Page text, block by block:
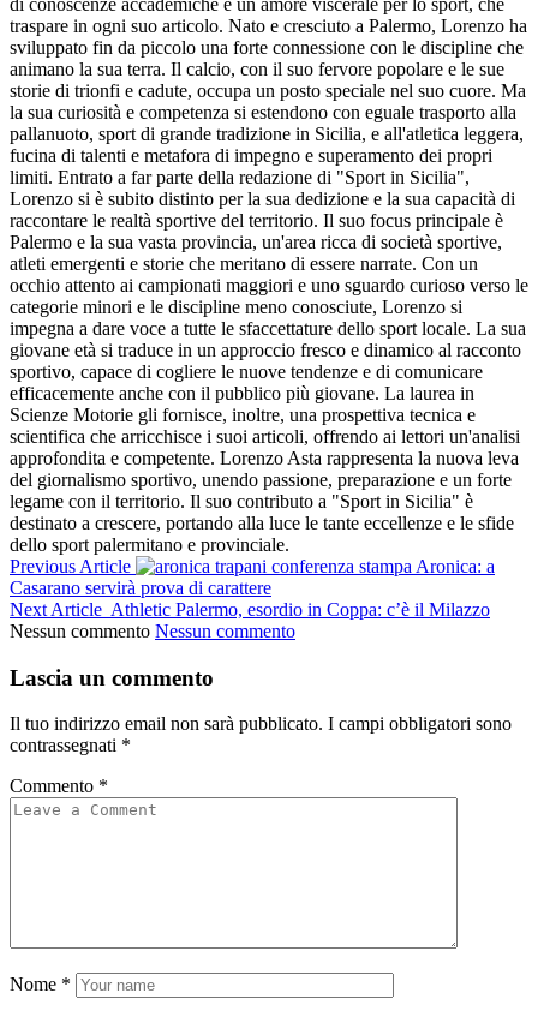
traspare in ogni suo articolo. Nato e cresciuto a Palermo, Lorenzo ha
sviluppato fin da piccolo una forte connessione con le discipline che
animano la sua terra. Il calcio, con il suo fervore popolare e le sue
storie di trionfi e cadute, occupa un posto speciale nel suo cuore. Ma
la sua curiosità e competenza si estendono con eguale trasporto alla
pallanuoto, sport di grande tradizione in Sicilia, e all'atletica leggera,
fucina di talenti e metafora di impegno e superamento dei propri
limiti. Entrato a far parte della redazione di "Sport in Sicilia",
Lorenzo si è subito distinto per la sua dedizione e la sua capacità di
raccontare le realtà sportive del territorio. Il suo focus principale è
Palermo e la sua vasta provincia, un'area ricca di società sportive,
atleti emergenti e storie che meritano di essere narrate. Con un
occhio attento ai campionati maggiori e uno sguardo curioso verso le
categorie minori e le discipline meno conosciute, Lorenzo si
impegna a dare voce a tutte le sfaccettature dello sport locale. La sua
giovane età si traduce in un approccio fresco e dinamico al racconto
sportivo, capace di cogliere le nuove tendenze e di comunicare
efficacemente anche con il pubblico più giovane. La laurea in
Scienze Motorie gli fornisce, inoltre, una prospettiva tecnica e
scientifica che arricchisce i suoi articoli, offrendo ai lettori un'analisi
approfondita e competente. Lorenzo Asta rappresenta la nuova leva
del giornalismo sportivo, unendo passione, preparazione e un forte
legame con il territorio. Il suo contributo a "Sport in Sicilia" è
destinato a crescere, portando alla luce le tante eccellenze e le sfide
dello sport palermitano e provinciale.
Previous Article
Aronica: a
Casarano servirà prova di carattere
Next Article Athletic Palermo, esordio in Coppa: c’è il Milazzo
Nessun commento Nessun commento
Lascia un commento
Il tuo indirizzo email non sarà pubblicato. I campi obbligatori sono
contrassegnati *
Commento *
Nome *